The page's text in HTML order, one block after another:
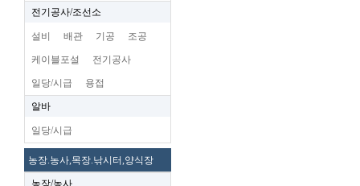
전기공사/조선소
설비 배관 기공 조공
케이블포설 전기공사
일당/시급 용접
알바
일당/시급
농장.농사,목장.낚시터,양식장
농장/농사